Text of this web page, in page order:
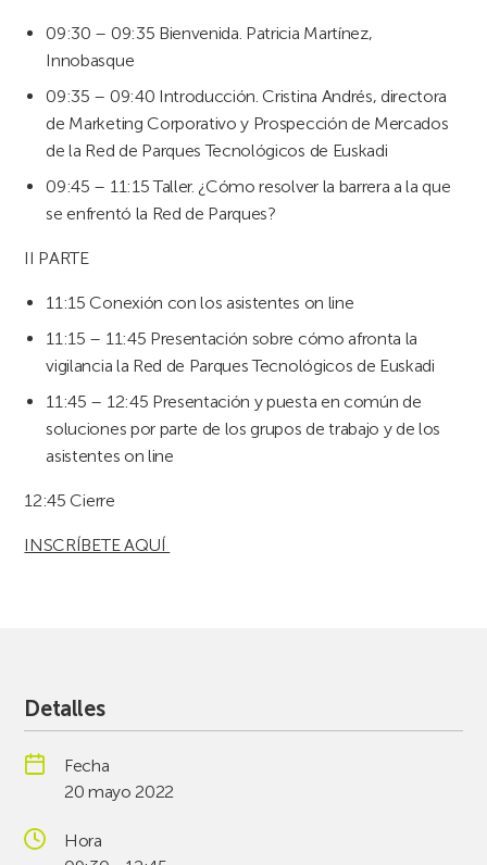
09:30 – 09:35 Bienvenida. Patricia Martínez,
Innobasque
09:35 – 09:40 Introducción. Cristina Andrés, directora
de Marketing Corporativo y Prospección de Mercados
de la Red de Parques Tecnológicos de Euskadi
09:45 – 11:15 Taller. ¿Cómo resolver la barrera a la que
se enfrentó la Red de Parques?
II PARTE
11:15 Conexión con los asistentes on line
11:15 – 11:45 Presentación sobre cómo afronta la
vigilancia la Red de Parques Tecnológicos de Euskadi
11:45 – 12:45 Presentación y puesta en común de
soluciones por parte de los grupos de trabajo y de los
asistentes on line
12:45 Cierre
INSCRÍBETE AQUÍ
Detalles
Fecha
20 mayo 2022
Hora